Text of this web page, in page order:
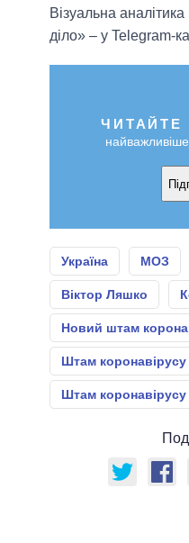
Візуальна
діло» – у Telegram-
ЧИТАЙТЕ
Україна МОЗ
Віктор Ляшко
Новий штам
Штам коронавірусу
Штам